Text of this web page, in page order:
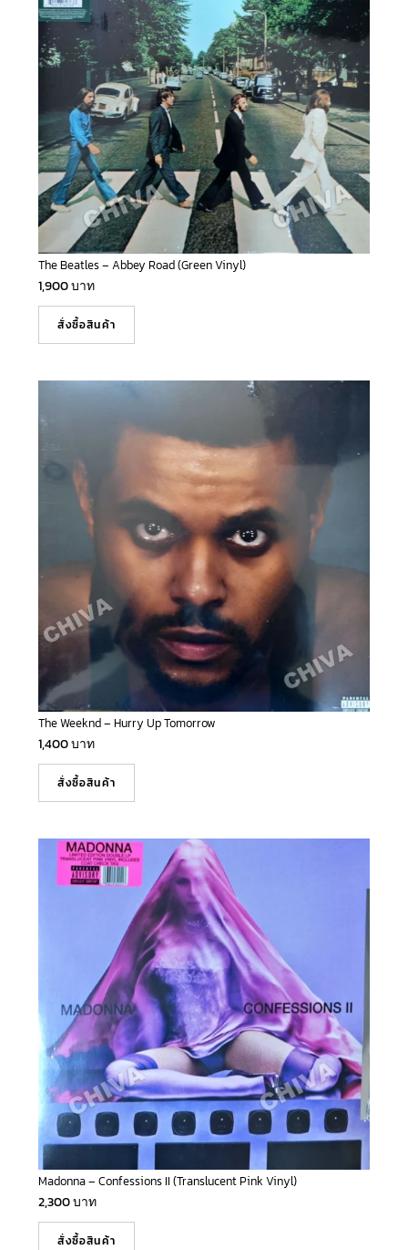
The Beatles – Abbey Road (Green Vinyl)
1,900บาท
สั่งซื้อสินค้า
The Weeknd – Hurry Up Tomorrow
1,400บาท
สั่งซื้อสินค้า
Madonna – Confessions II (Translucent Pink Vinyl)
2,300บาท
สั่งซื้อสินค้า